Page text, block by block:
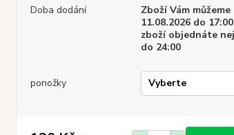
Doba dodání
Zboží Vám
11.08.2026 do
zboží objednáte
do 24:00
ponožky